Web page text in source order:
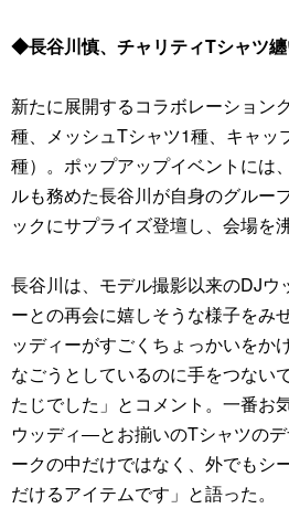
◆長谷川慎、チャリティTシャツ
新たに展開するコラボレーション
種、メッシュTシャツ1種、キャッ
種）。ポップアップイベントには
ルも務めた長谷川が自身のグルー
ックにサプライズ登壇し、会場を
長谷川は、モデル撮影以来のDJウ
ーとの再会に嬉しそうな様子をみ
ッディーがすごくちょっかいをか
なごうとしているのに手をつない
たじでした」とコメント。一番お
ウッディ―とお揃いのTシャツの
ークの中だけではなく、外でもシ
だけるアイテムです」と語った。